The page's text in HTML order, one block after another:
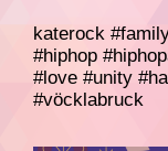
katerock
#hiphop
#love #unity
#vöcklabruck